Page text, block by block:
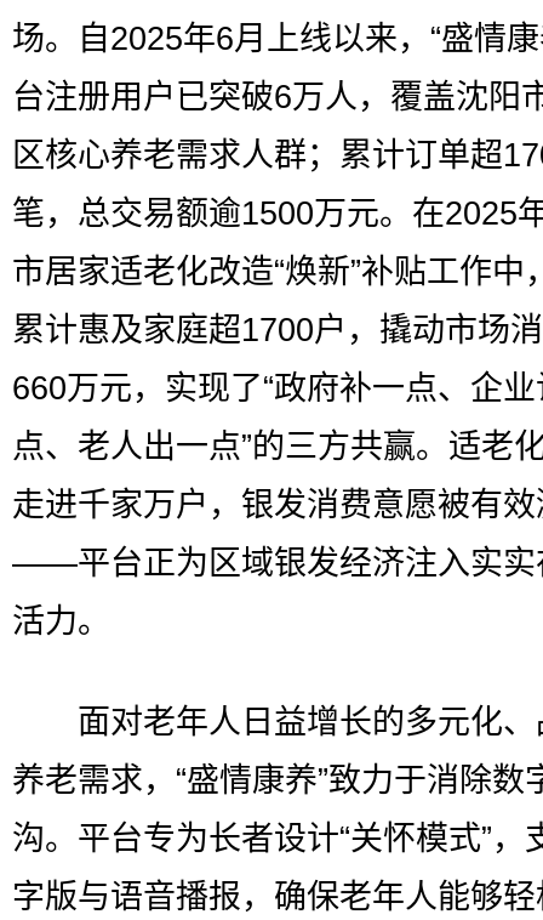
场。自2025年6月上线以来，“盛情康
台注册用户已突破6万人，覆盖沈阳
区核心养老需求人群；累计订单超
笔，总交易额逾1500万元。在2025
市居家适老化改造“焕新”补贴工作中
累计惠及家庭超1700户，撬动市场
660万元，实现了“政府补一点、企
点、老人出一点”的三方共赢。适老
走进千家万户，银发消费意愿被有
——平台正为区域银发经济注入实实
活力。
面对老年人日益增长的多元化、
养老需求，“盛情康养”致力于消除数
沟。平台专为长者设计“关怀模式”，
字版与语音播报，确保老年人能够